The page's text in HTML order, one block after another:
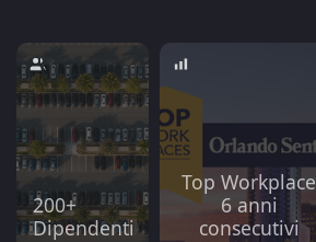
200+
Dipendenti
Top Workplace
6 anni
consecutivi